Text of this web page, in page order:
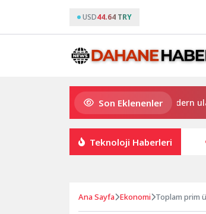
USD44.64 TRY
Son Eklenenler
Büyükşehir’den Darıca’ya modern ulaşım
Teknoloji Haberleri
Ana Sayfa Ekonomi Toplam prim